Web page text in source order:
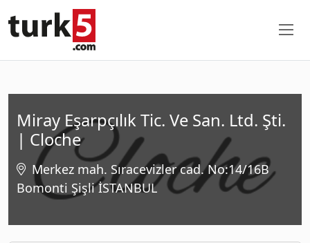
Miray Eşarpçılık Tic. Ve San. Ltd. Şti.
| Cloche
Merkez mah. Sıracevizler cad. No:14/16B
Bomonti Şişli İSTANBUL